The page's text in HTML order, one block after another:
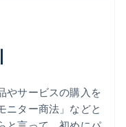
やサービスの購入を
ニター商法」などと